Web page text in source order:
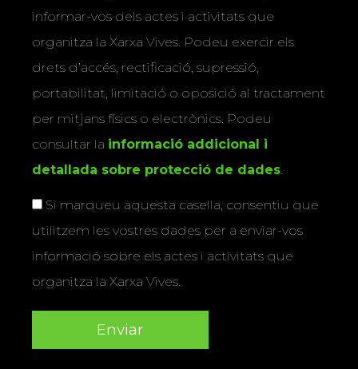
informar-vos dels actes i activitats que
organitza la Xarxa Vives. Podeu exercir els
drets d’accés, rectificació, supressió,
portabilitat, limitació o oposició al tractament
per mitjans físics o electrònics. Podeu
consultar la informació addicional i
detallada sobre protecció de dades.
Si marqueu aquesta casella, consentiu que
utilitzem les vostres dades per a enviar-vos
informació sobre els actes i activitats que
organitza la Xarxa Vives.